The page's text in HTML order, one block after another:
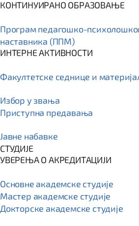
КОНТИНУИРАНО ОБРАЗОВАЊЕ
Програм пeдагошко-
наставника (ППМ)
ИНТЕРНЕ АКТИВНОСТИ
Факултетске седнице и
Избор у звања
Приступна предавања
Јавне набавке
СТУДИЈЕ
УВЕРЕЊА О АКРЕДИТАЦИЈИ
Основне академске студије
Мастер академске студије
Докторске академске студије